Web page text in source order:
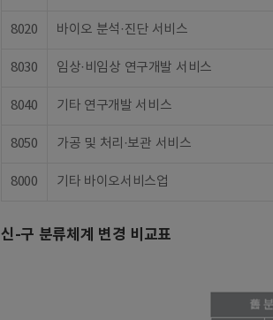
8020 바이오 분석·진단 서비스
8030 임상·비임상 연구개발 서비스
8040 기타 연구개발 서비스
8050 가공 및 처리·보관 서비스
8000 기타 바이오서비스업
신-구 분류체계 변경 비교표